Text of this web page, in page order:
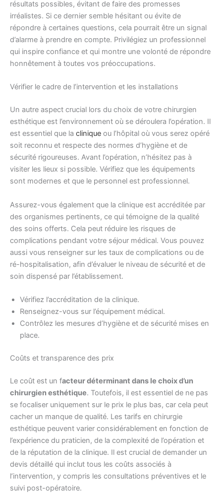
résultats possibles, évitant de faire des promesses
irréalistes. Si ce dernier semble hésitant ou évite de
répondre à certaines questions, cela pourrait être un signal
d’alarme à prendre en compte. Privilégiez un professionnel
qui inspire confiance et qui montre une volonté de répondre
honnêtement à toutes vos préoccupations.
Vérifier le cadre de l’intervention et les installations
Un autre aspect crucial lors du choix de votre chirurgien
esthétique est l’environnement où se déroulera l’opération. Il
est essentiel que la clinique ou l’hôpital où vous serez opéré
soit reconnu et respecte des normes d’hygiène et de
sécurité rigoureuses. Avant l’opération, n’hésitez pas à
visiter les lieux si possible. Vérifiez que les équipements
sont modernes et que le personnel est professionnel.
Assurez-vous également que la clinique est accréditée par
des organismes pertinents, ce qui témoigne de la qualité
des soins offerts. Cela peut réduire les risques de
complications pendant votre séjour médical. Vous pouvez
aussi vous renseigner sur les taux de complications ou de
ré-hospitalisation, afin d’évaluer le niveau de sécurité et de
soin dispensé par l’établissement.
Vérifiez l’accréditation de la clinique.
Renseignez-vous sur l’équipement médical.
Contrôlez les mesures d’hygiène et de sécurité mises en
place.
Coûts et transparence des prix
Le coût est un facteur déterminant dans le choix d’un
chirurgien esthétique. Toutefois, il est essentiel de ne pas
se focaliser uniquement sur le prix le plus bas, car cela peut
cacher un manque de qualité. Les tarifs en chirurgie
esthétique peuvent varier considérablement en fonction de
l’expérience du praticien, de la complexité de l’opération et
de la réputation de la clinique. Il est crucial de demander un
devis détaillé qui inclut tous les coûts associés à
l’intervention, y compris les consultations préventives et le
suivi post-opératoire.